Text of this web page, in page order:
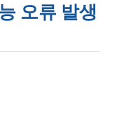
오류 발생